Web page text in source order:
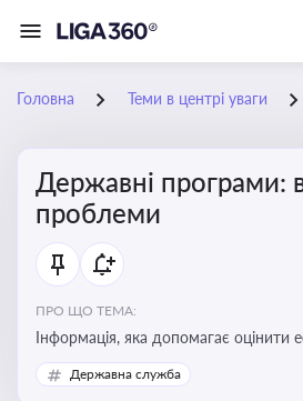
Головна Теми в центрі уваги
Державні програми:
проблеми
ПРО ЩО ТЕМА:
Інформація, яка допомагає оцінити
використання бюджетних коштів,
реалізації та знайти шляхи їх
Державна служба